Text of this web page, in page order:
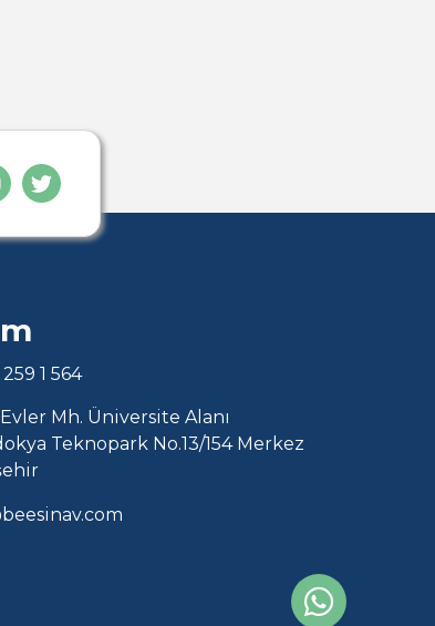
1 564
Mh. Üniversite Alanı
Teknopark No.13/154 Merkez